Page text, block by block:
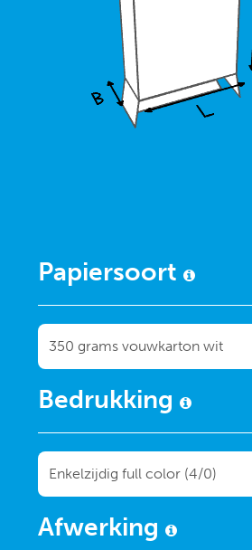
Papiersoort
Bedrukking
Afwerking